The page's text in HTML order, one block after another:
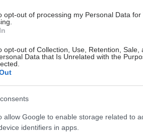
opt-out of processing my Personal Data for
opt-out of Collection, Use, Retention, Sale,
Data that Is Unrelated with the
allow Google to enable storage related to
identifiers in apps.
Ιδρύματος.
για τον σύλλογο: Ο Σύλλογος
πλευρό των ευάλωτων κοινωνικά και
να γεφυρώσει το χάσμα
στο χώρο της υγείας.